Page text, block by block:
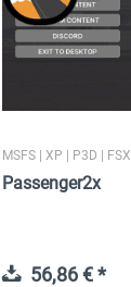
MSFS | XP | P3D | FSX
Passenger2x
56,86 € *